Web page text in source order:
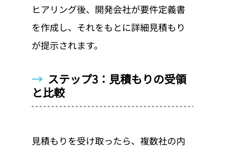
ヒアリング後、開発会社が要件定義書
を作成し、それをもとに詳細見積もり
が提示されます。
→ ステップ3：見積もりの受領
と比較
見積もりを受け取ったら、複数社の内